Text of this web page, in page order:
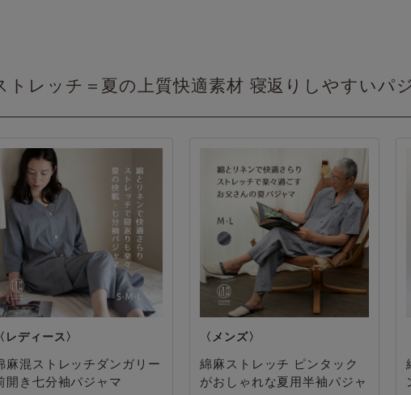
トレッチ＝夏の上質快適素材 寝返りしやすいパ
麻混ストレッチダンガリー
開き七分袖パジャマ
綿麻ストレッチ ピンタック
がおしゃれな夏用半袖パジャ